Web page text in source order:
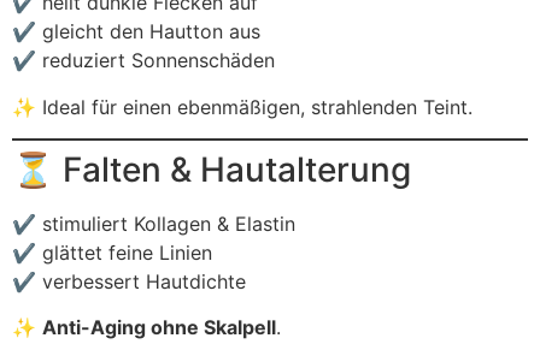
✔ gleicht den Hautton aus
✔ reduziert Sonnenschäden
✨ Ideal für einen ebenmäßigen, strahlenden Teint.
⏳ Falten & Hautalterung
✔ stimuliert Kollagen & Elastin
✔ glättet feine Linien
✔ verbessert Hautdichte
✨ Anti-Aging ohne Skalpell.